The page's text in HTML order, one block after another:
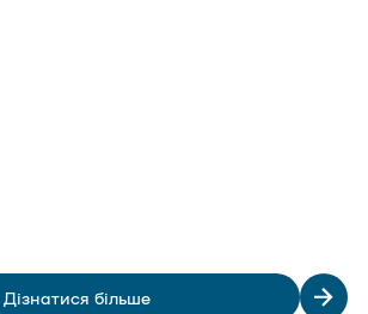
Дізнатися більше